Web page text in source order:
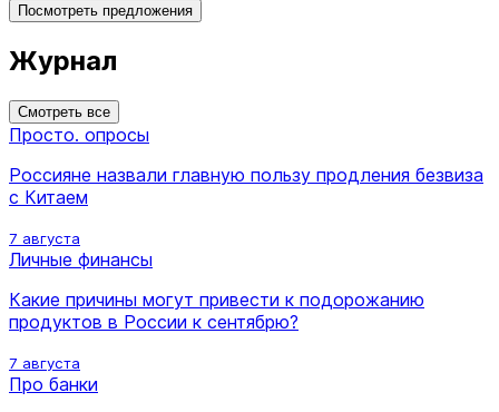
Посмотреть предложения
Журнал
Смотреть все
Просто. опросы
Россияне назвали главную пользу продления безвиза
с Китаем
7 августа
Личные финансы
Какие причины могут привести к подорожанию
продуктов в России к сентябрю?
7 августа
Про банки